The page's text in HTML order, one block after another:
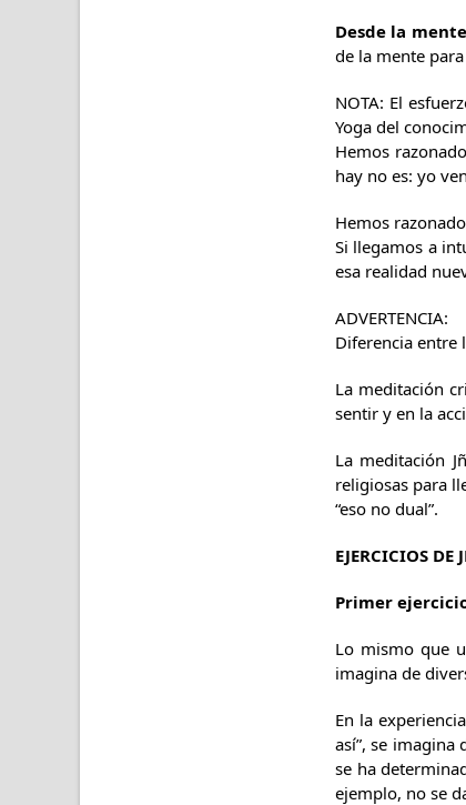
Desde la
de la mente
NOTA: El
Yoga del
Hemos
hay no es: yo
Hemos
Si llegamos a
esa realidad
ADVERTENCIA:
Diferencia entre
La meditación
sentir y en la
La meditación
religiosas para
“eso no dual”.
EJERCICIOS DE
Primer
Lo mismo que
imagina de
En la
así”, se imagina
se ha
ejemplo, no se